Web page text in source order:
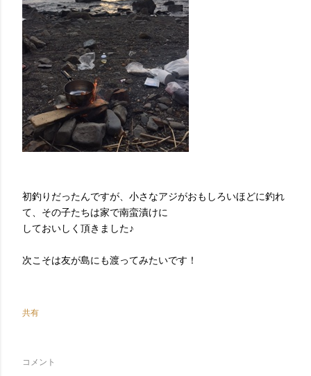
初釣りだったんですが、小さなアジがおもしろいほどに釣れ
て、その子たちは家で南蛮漬けに
しておいしく頂きました♪
次こそは友が島にも渡ってみたいです！
共有
コメント